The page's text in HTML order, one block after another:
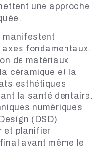
une approche
manifestent
fondamentaux.
de matériaux
céramique et la
esthétiques
la santé dentaire.
numériques
(DSD)
et planifier
avant même le